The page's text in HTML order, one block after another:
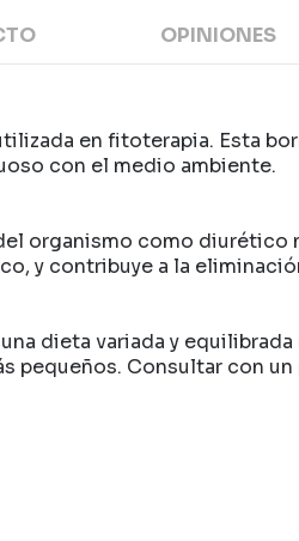
OPINIONES
en fitoterapia. Esta
con el medio ambiente.
organismo como diurético
y contribuye a la
dieta variada y
Consultar con